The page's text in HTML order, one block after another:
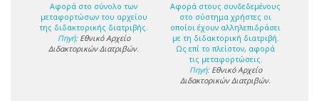
Αφορά στο σύνολο των
μεταφορτώσων του αρχείου
της διδακτορικής διατριβής.
Πηγή: Εθνικό Αρχείο
Διδακτορικών Διατριβών.
Αφορά στους συνδεδεμένους
στο σύστημα χρήστες οι
οποίοι έχουν αλληλεπιδράσει
με τη διδακτορική διατριβή.
Ως επί το πλείστον, αφορά
τις μεταφορτώσεις.
Πηγή: Εθνικό Αρχείο
Διδακτορικών Διατριβών.